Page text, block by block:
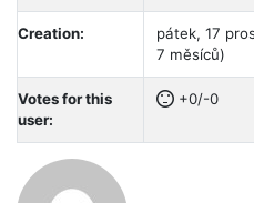
Creation:
pátek, 17
7 měsíců)
Votes for this
user:
+0/-0